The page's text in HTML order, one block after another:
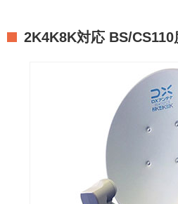
2K4K8K対応 BS/CS110